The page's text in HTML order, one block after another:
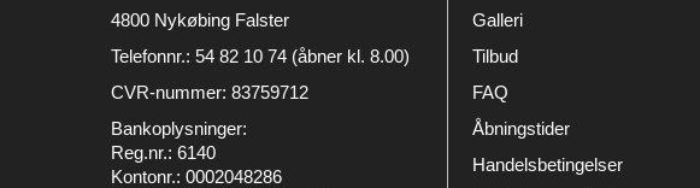
4800 Nykøbing Falster
Telefonnr.: 54 82 10 74 (åbner kl. 8.00)
CVR-nummer: 83759712
Bankoplysninger:
Reg.nr.: 6140
Kontonr.: 0002048286
Galleri
Tilbud
FAQ
Åbningstider
Handelsbetingelser